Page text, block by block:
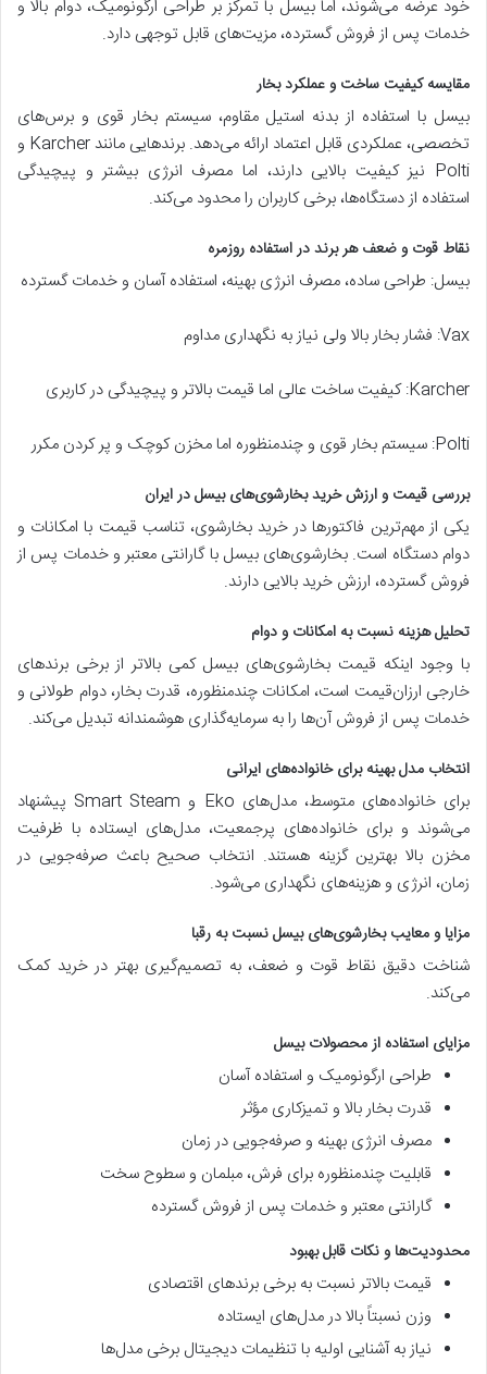
خود عرضه می‌شوند، اما بیسل با تمرکز بر طراحی ارگونومیک، دوام بالا و
خدمات پس از فروش گسترده، مزیت‌های قابل توجهی دارد.
مقایسه کیفیت ساخت و عملکرد بخار
بیسل با استفاده از بدنه استیل مقاوم، سیستم بخار قوی و برس‌های
تخصصی، عملکردی قابل اعتماد ارائه می‌دهد. برندهایی مانند Karcher و
Polti نیز کیفیت بالایی دارند، اما مصرف انرژی بیشتر و پیچیدگی
استفاده از دستگاه‌ها، برخی کاربران را محدود می‌کند.
نقاط قوت و ضعف هر برند در استفاده روزمره
بیسل: طراحی ساده، مصرف انرژی بهینه، استفاده آسان و خدمات گسترده
Vax: فشار بخار بالا ولی نیاز به نگهداری مداوم
Karcher: کیفیت ساخت عالی اما قیمت بالاتر و پیچیدگی در کاربری
Polti: سیستم بخار قوی و چندمنظوره اما مخزن کوچک و پر کردن مکرر
بررسی قیمت و ارزش خرید بخارشوی‌های بیسل در ایران
یکی از مهم‌ترین فاکتورها در خرید بخارشوی، تناسب قیمت با امکانات و
دوام دستگاه است. بخارشوی‌های بیسل با گارانتی معتبر و خدمات پس از
فروش گسترده، ارزش خرید بالایی دارند.
تحلیل هزینه نسبت به امکانات و دوام
با وجود اینکه قیمت بخارشوی‌های بیسل کمی بالاتر از برخی برندهای
خارجی ارزان‌قیمت است، امکانات چندمنظوره، قدرت بخار، دوام طولانی و
خدمات پس از فروش آن‌ها را به سرمایه‌گذاری هوشمندانه تبدیل می‌کند.
انتخاب مدل بهینه برای خانواده‌های ایرانی
برای خانواده‌های متوسط، مدل‌های Eko و Smart Steam پیشنهاد
می‌شوند و برای خانواده‌های پرجمعیت، مدل‌های ایستاده با ظرفیت
مخزن بالا بهترین گزینه هستند. انتخاب صحیح باعث صرفه‌جویی در
زمان، انرژی و هزینه‌های نگهداری می‌شود.
مزایا و معایب بخارشوی‌های بیسل نسبت به رقبا
شناخت دقیق نقاط قوت و ضعف، به تصمیم‌گیری بهتر در خرید کمک
می‌کند.
مزایای استفاده از محصولات بیسل
طراحی ارگونومیک و استفاده آسان
قدرت بخار بالا و تمیزکاری مؤثر
مصرف انرژی بهینه و صرفه‌جویی در زمان
قابلیت چندمنظوره برای فرش، مبلمان و سطوح سخت
گارانتی معتبر و خدمات پس از فروش گسترده
محدودیت‌ها و نکات قابل بهبود
قیمت بالاتر نسبت به برخی برندهای اقتصادی
وزن نسبتاً بالا در مدل‌های ایستاده
نیاز به آشنایی اولیه با تنظیمات دیجیتال برخی مدل‌ها